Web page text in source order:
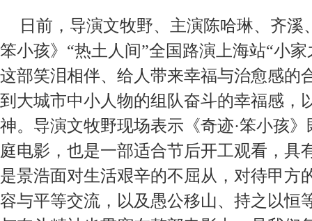
日前，导演文牧野、主演陈哈琳、齐溪
笨小孩》“热土人间”全国路演上海站“小
这部笑泪相伴、给人带来幸福与治愈感的
到大城市中小人物的组队奋斗的幸福感，
神。导演文牧野现场表示《奇迹·笨小孩》
庭电影， 也是一部适合节后开工观看，具
是景浩面对生活艰辛的不屈从 ， 对待甲方
容与平等交流，以及愚公移山、持之以恒